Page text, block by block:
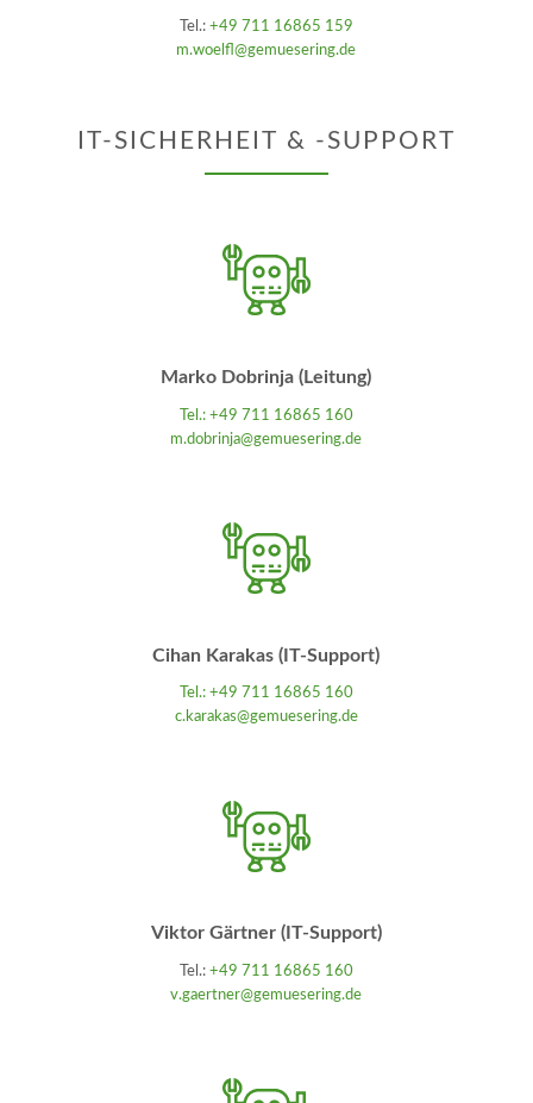
Tel.: +49 711 16865 159
m.woelfl@gemuesering.de
IT-SICHERHEIT & -SUPPORT
Marko Dobrinja (Leitung)
Tel.: +49 711 16865 160
m.dobrinja@gemuesering.de
Cihan Karakas (IT-Support)
Tel.: +49 711 16865 160
c.karakas@gemuesering.de
Viktor Gärtner (IT-Support)
Tel.: +49 711 16865 160
v.gaertner@gemuesering.de